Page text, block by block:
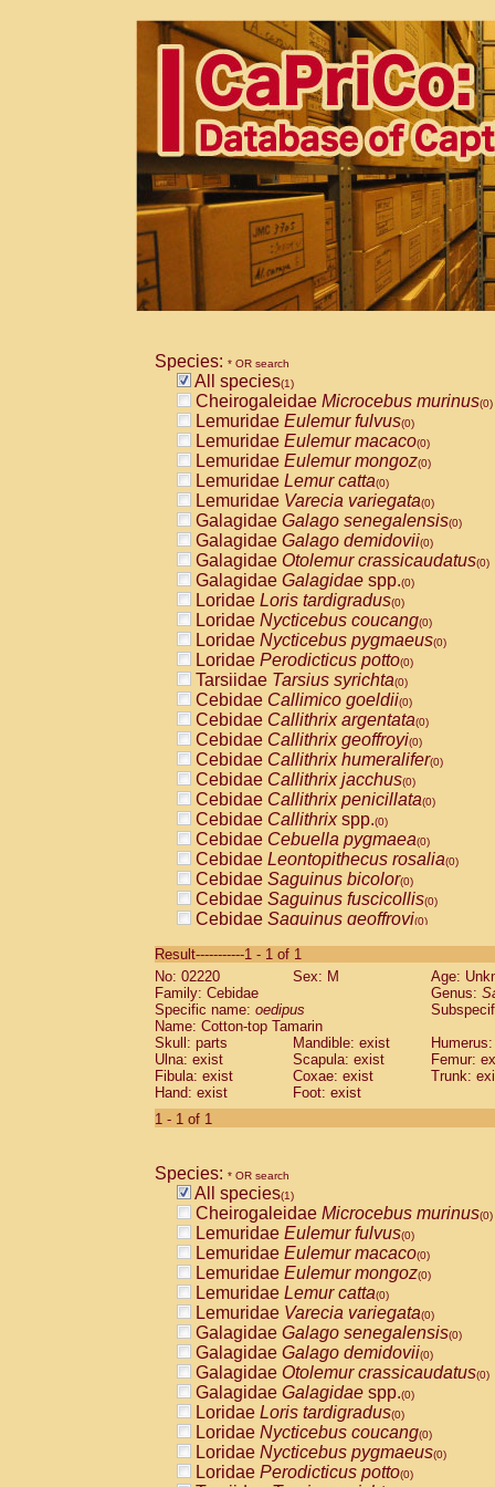
Species: * OR search
All species(1)
Cheirogaleidae Microcebus murinus(0)
Lemuridae Eulemur fulvus(0)
Lemuridae Eulemur macaco(0)
Lemuridae Eulemur mongoz(0)
Lemuridae Lemur catta(0)
Lemuridae Varecia variegata(0)
Galagidae Galago senegalensis(0)
Galagidae Galago demidovii(0)
Galagidae Otolemur crassicaudatus(0)
Galagidae Galagidae spp.(0)
Loridae Loris tardigradus(0)
Loridae Nycticebus coucang(0)
Loridae Nycticebus pygmaeus(0)
Loridae Perodicticus potto(0)
Tarsiidae Tarsius syrichta(0)
Cebidae Callimico goeldii(0)
Cebidae Callithrix argentata(0)
Cebidae Callithrix geoffroyi(0)
Cebidae Callithrix humeralifer(0)
Cebidae Callithrix jacchus(0)
Cebidae Callithrix penicillata(0)
Cebidae Callithrixspp.(0)
Cebidae Cebuella pygmaea(0)
Cebidae Leontopithecus rosalia(0)
Cebidae Saguinus bicolor(0)
Cebidae Saguinus fuscicollis(0)
Cebidae Saguinus geoffroyi(0)
CebidaeSaguinus labiatus(0)
Cebidae Saguinus leucopus (0)
Cebidae
CebidaeSaguinus mystax
Cebidae Saguinus nigricollis (0)
Cebidae Saguinus oedipus
Cebidae Saguinus weddelli
Cebidae Saguinusspp.
Cebidae
CebidaeCebus capucinus
CebidaeCebus nigrivittatus
CebidaeCebus spp.(0)
CebidaeSaimiri boliviensis(0)
CebidaeSaimiri sciureus(0)
AtelidaeAlouatta caraya(0)
AtelidaeAlouatta fusca(0)
AtelidaeAlouatta seniculus(0)
AtelidaeAlouattaspp.(0)
AtelidaeAteles belzebuth(0)
AtelidaeAteles geoffroyi(0)
AtelidaeAteles paniscus(0)
AtelidaeAtelesspp.(0)
AtelidaeLagothrix lagothricha(0)
AtelidaeLagothrix lagothricha cana
PitheciidaeCacajao calvus
Result-----------1 - 1 of 1
No: 02220
Sex: M
Age:
Family: Cebidae
Genus:
Specific name: oedipus
Name: Cotton-top Tamarin
Skull: parts
Mandible: exist
Ulna: exist
Scapula: exist
Femur:
Fibula: exist
Coxae: exist
Trunk:
Hand: exist
Foot: exist
1 - 1 of 1
Species: * OR search
All species(1)
Cheirogaleidae Microcebus murinus(0)
Lemuridae Eulemur fulvus(0)
Lemuridae Eulemur macaco(0)
Lemuridae Eulemur mongoz(0)
Lemuridae Lemur catta(0)
Lemuridae Varecia variegata(0)
Galagidae Galago senegalensis(0)
Galagidae Galago demidovii(0)
Galagidae Otolemur crassicaudatus(0)
Galagidae Galagidae spp.(0)
Loridae Loris tardigradus(0)
Loridae Nycticebus coucang(0)
Loridae Nycticebus pygmaeus(0)
Loridae Perodicticus potto(0)